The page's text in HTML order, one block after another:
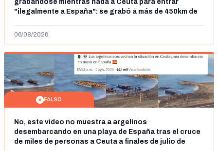
grabándose mientras nada a Ceuta para entrar
"ilegalmente a España": se grabó a más de 450km de
06/08/2026
FALSO
No, este vídeo no muestra a argelinos
desembarcando en una playa de España tras el cruce
de miles de personas a Ceuta a finales de julio de